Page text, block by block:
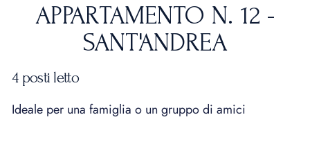
APPARTAMENTO N. 12 -
SANT'ANDREA
4 posti letto
Ideale per una famiglia o un gruppo di amici